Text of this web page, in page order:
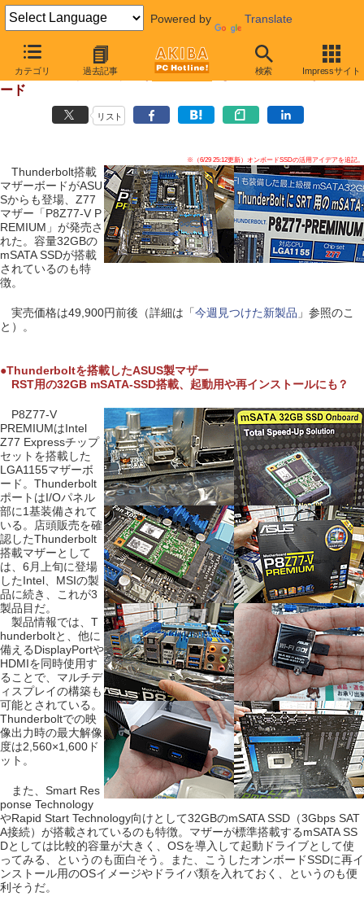
Powered by Translate
カテゴリ 過去記事 検索 Impressサイト
【 2012年6月29日 】
Thunderbolt搭載マザーがASUSからも、32GB SSDがオンボ
ード
リスト
※（6/29 25:12更新）オンボードSSDの活用アイデアを追記。
Thunderbolt搭載
マザーボードがASU
Sからも登場、Z77
マザー「P8Z77-V P
REMIUM」が発売さ
れた。容量32GBの
mSATA SSDが搭載
されているのも特
徴。
実売価格は49,900円前後（詳細は「今週見つけた新製品 」参照のこ
と）。
●Thunderboltを搭載したASUS製マザー
RST用の32GB mSATA-SSD搭載、起動用や再インストールにも？
P8Z77-V
PREMIUMはIntel
Z77 Expressチップ
セットを搭載した
LGA1155マザーボ
ード。Thunderbolt
ポートはI/Oパネル
部に1基装備されて
いる。店頭販売を確
認したThunderbolt
搭載マザーとして
は、6月上旬に登場
したIntel、MSIの製
品に続き、これが3
製品目だ。
製品情報では、T
hunderboltと、他に
備えるDisplayPortや
HDMIを同時使用す
ることで、マルチデ
ィスプレイの構築も
可能とされている。
Thunderboltでの映
像出力時の最大解像
度は2,560×1,600ド
ット。
また、Smart Res
ponse Technology
やRapid Start Technology向けとして32GBのmSATA SSD（3Gbps SAT
A接続）が搭載されているのも特徴。マザーが標準搭載するmSATA SS
Dとしては比較的容量が大きく、OSを導入して起動ドライブとして使
ってみる、というのも面白そう。また、こうしたオンボードSSDに再イ
ンストール用のOSイメージやドライバ類を入れておく、というのも便
利そうだ。